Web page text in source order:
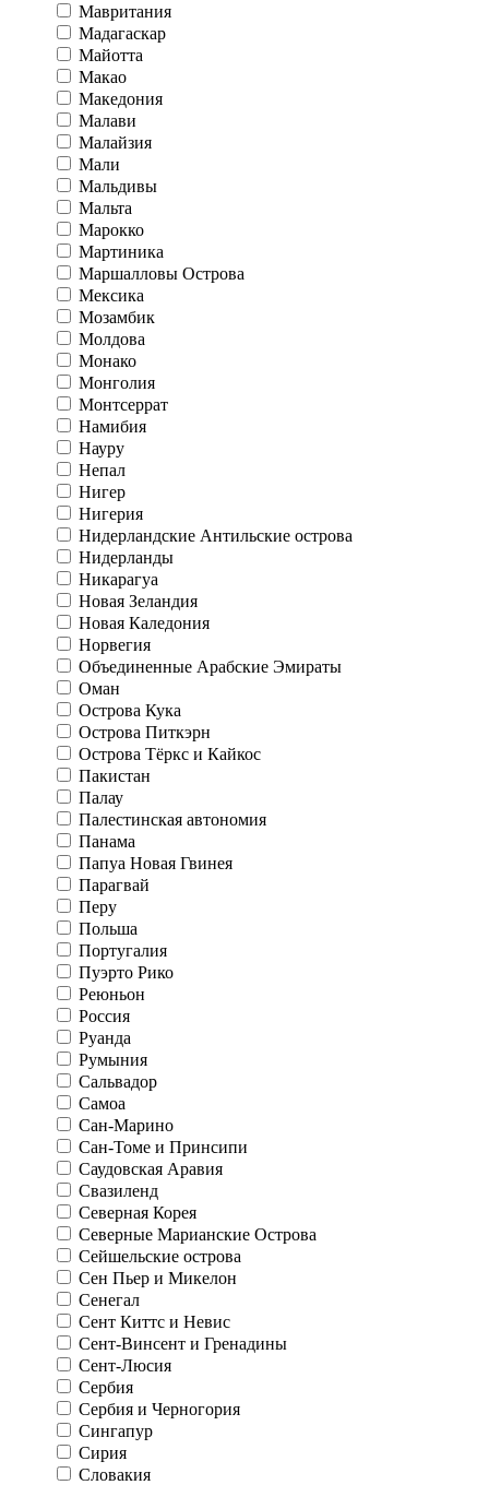
Мавритания
Мадагаскар
Майотта
Макао
Македония
Малави
Малайзия
Мали
Мальдивы
Мальта
Марокко
Мартиника
Маршалловы Острова
Мексика
Мозамбик
Молдова
Монако
Монголия
Монтсеррат
Намибия
Науру
Непал
Нигер
Нигерия
Нидерландские Антильские острова
Нидерланды
Никарагуа
Новая Зеландия
Новая Каледония
Норвегия
Объединенные Арабские Эмираты
Оман
Острова Кука
Острова Питкэрн
Острова Тёркс и Кайкос
Пакистан
Палау
Палестинская автономия
Панама
Папуа Новая Гвинея
Парагвай
Перу
Польша
Португалия
Пуэрто Рико
Реюньон
Россия
Руанда
Румыния
Сальвадор
Самоа
Сан-Марино
Сан-Томе и Принсипи
Саудовская Аравия
Свазиленд
Северная Корея
Северные Марианские Острова
Сейшельские острова
Сен Пьер и Микелон
Сенегал
Сент Киттс и Невис
Сент-Винсент и Гренадины
Сент-Люсия
Сербия
Сербия и Черногория
Сингапур
Сирия
Словакия